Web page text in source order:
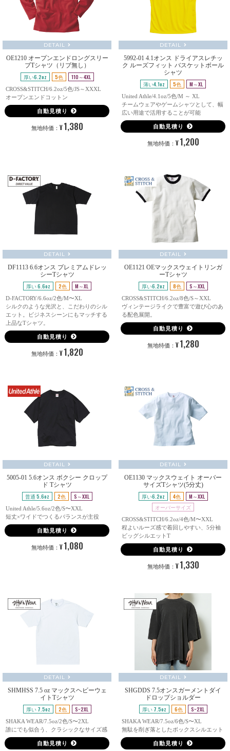
DETAIL
OE1210 オープンエンドロングスリー
ブTシャツ（リブ無し）
厚い6.2oz 5色 110～4XL
CROSS&STITCH/6.2oz/5色/JS～XXXL
オープンエンドコットン
自動見積り
無地特価： ¥ 1,380
DETAIL
5992-01 4.1オンス ドライアスレチッ
ク ルーズフィット バスケットボール
シャツ
薄い4.1oz 5色 M～XL
United Athle/4.1oz/5色/M ～ XL
チームウェアやゲームシャツとして、幅
広い用途で活用することが可能
自動見積り
無地特価： ¥ 1,200
DETAIL
DF1113 6.6オンス プレミアムドレッ
シーTシャツ
厚い 6.6oz 2色 M～XL
D-FACTORY/6.6oz/2色/M〜XL
シルクのような光沢と、こだわりのシル
エット。ビジネスシーンにもマッチする
上品なTシャツ。
自動見積り
無地特価： ¥ 1,820
DETAIL
OE1121 OEマックスウェイトリンガ
ーTシャツ
厚い6.2oz 8色 S～XXL
CROSS&STITCH/6.2oz/8色/S～XXL
ヴィンテージライクで豊富で遊び心のあ
る配色展開。
自動見積り
無地特価： ¥ 1,280
DETAIL
5005-01 5.6オンス ボクシー クロップ
ド Tシャツ
普通 5.6oz 2色 S～XXL
United Athle/5.6oz/2色/S〜XXL
短丈×ワイドでつくるバランスが主役
自動見積り
無地特価： ¥ 1,080
DETAIL
OE1130 マックスウェイト オーバー
サイズTシャツ(5分丈)
厚い6.2oz 4色
M～XXL
オーバーサイズ
CROSS&STITCH/6.2oz/4色/M〜XXL
程よいルーズ感で着回しやすい、5分袖
ビッグシルエットT
自動見積り
無地特価： ¥ 1,330
DETAIL
SHMHSS 7.5 oz マックスヘビーウェ
イトTシャツ
厚い 7.5oz 2色 S~2XL
SHAKA WEAR/7.5oz/2色/S〜2XL
誰にでも似合う、クラシックなサイズ感
自動見積り
DETAIL
SHGDDS 7.5オンスガーメントダイ
ドロップショルダー
厚い 7.5oz 6色 S~2XL
SHAKA WEAR/7.5oz/6色/S〜XL
無駄を削ぎ落としたボックスシルエット
自動見積り